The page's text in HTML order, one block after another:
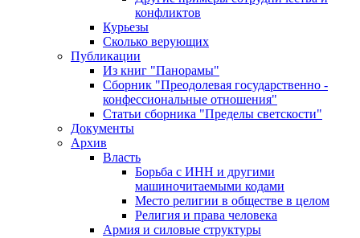
конфликтов
Курьезы
Сколько верующих
Публикации
Из книг "Панорамы"
Сборник "Преодолевая государственно -
конфессиональные отношения"
Статьи сборника "Пределы светскости"
Документы
Архив
Власть
Борьба с ИНН и другими
машиночитаемыми кодами
Место религии в обществе в целом
Религия и права человека
Армия и силовые структуры